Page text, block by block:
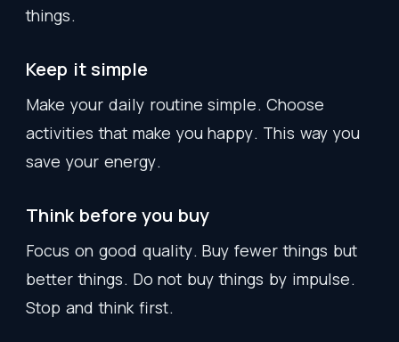
things.
Keep it simple
Make your daily routine simple. Choose
activities that make you happy. This way you
save your energy.
Think before you buy
Focus on good quality. Buy fewer things but
better things. Do not buy things by impulse.
Stop and think first.